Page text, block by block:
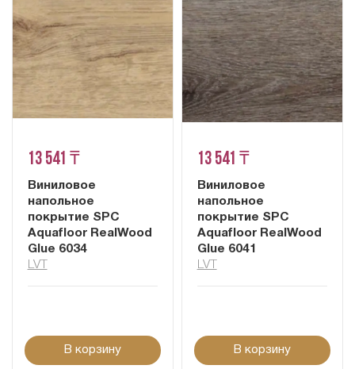
13 541 ₸
Виниловое
напольное
покрытие SPC
Aquafloor RealWood
Glue 6034
LVT
В корзину
13 541 ₸
Виниловое
напольное
покрытие SPC
Aquafloor RealWood
Glue 6041
LVT
В корзину